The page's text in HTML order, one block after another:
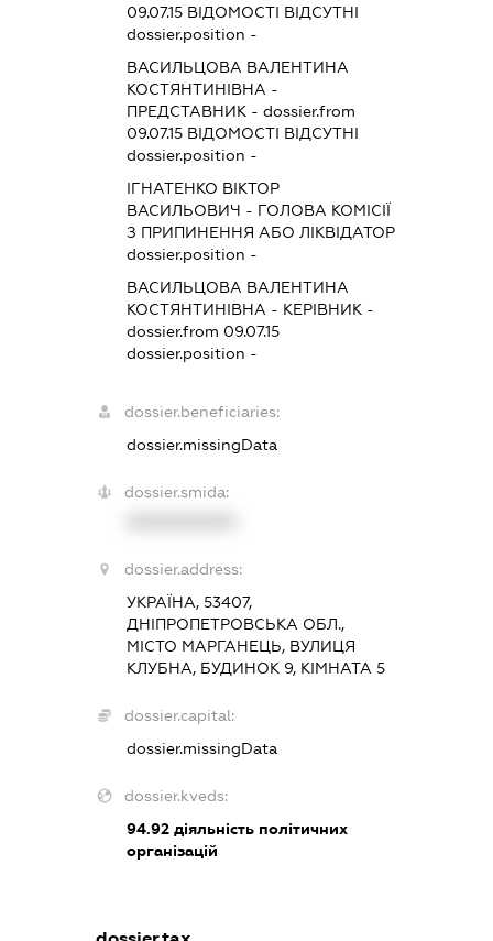
09.07.15 ВІДОМОСТІ ВІДСУТНІ
dossier.position -
ВАСИЛЬЦОВА ВАЛЕНТИНА
КОСТЯНТИНІВНА -
ПРЕДСТАВНИК - dossier.from
09.07.15 ВІДОМОСТІ ВІДСУТНІ
dossier.position -
ІГНАТЕНКО ВІКТОР
ВАСИЛЬОВИЧ - ГОЛОВА КОМІСІЇ
З ПРИПИНЕННЯ АБО ЛІКВІДАТОР
dossier.position -
ВАСИЛЬЦОВА ВАЛЕНТИНА
КОСТЯНТИНІВНА - КЕРІВНИК -
dossier.from 09.07.15
dossier.position -
dossier.beneficiaries:
dossier.missingData
dossier.smida:
dossier.address:
УКРАЇНА, 53407,
ДНІПРОПЕТРОВСЬКА ОБЛ.,
МІСТО МАРГАНЕЦЬ, ВУЛИЦЯ
КЛУБНА, БУДИНОК 9, КІМНАТА 5
dossier.capital:
dossier.missingData
dossier.kveds:
94.92 діяльність політичних
організацій